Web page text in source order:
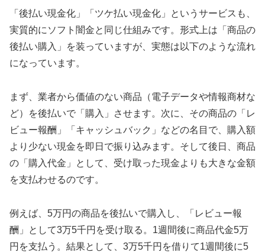
「後払い現金化」「ツケ払い現金化」というサービスも、
実質的にソフト闇金と同じ仕組みです。形式上は「商品の
後払い購入」を装っていますが、実態は以下のような流れ
になっています。
まず、業者から価値のない商品（電子データや情報商材な
ど）を後払いで「購入」させます。次に、その商品の「レ
ビュー報酬」「キャッシュバック」などの名目で、購入額
より少ない現金を即日で振り込みます。そして後日、商品
の「購入代金」として、受け取った現金よりも大きな金額
を支払わせるのです。
例えば、5万円の商品を後払いで購入し、「レビュー報
酬」として3万5千円を受け取る。1週間後に商品代金5万
円を支払う。結果として、3万5千円を借りて1週間後に5